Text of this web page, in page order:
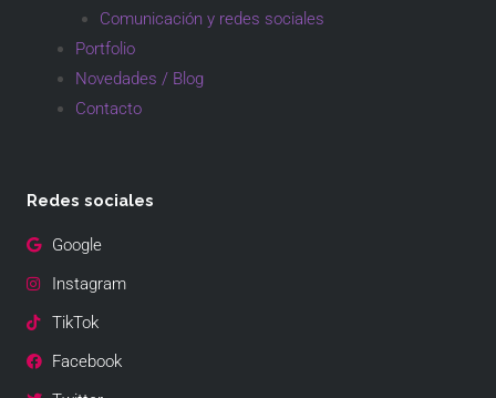
Comunicación y redes sociales
Portfolio
Novedades / Blog
Contacto
Redes sociales
Google
Instagram
TikTok
Facebook